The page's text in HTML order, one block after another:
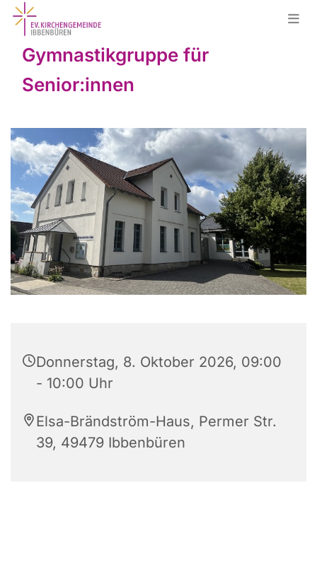
Gymnastikgruppe für
Senior:innen
Donnerstag, 8. Oktober 2026, 09:00
- 10:00 Uhr
Elsa-Brändström-Haus, Permer Str.
39, 49479 Ibbenbüren